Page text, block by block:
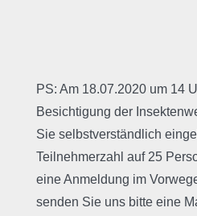
PS: Am 18.07.2020 um 14
Besichtigung der
Sie selbstverständlich
Teilnehmerzahl auf 25
eine Anmeldung im
senden Sie uns bitte eine